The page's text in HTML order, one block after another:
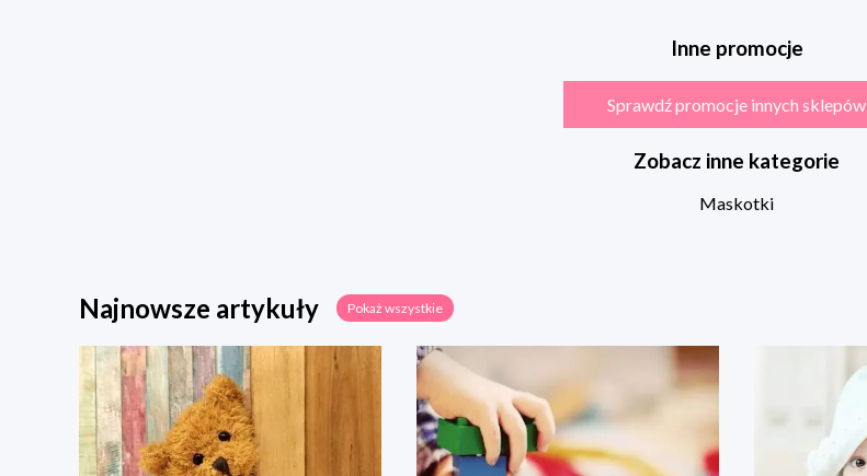
Inne promocje
Sprawdź promocje innych sklepów
Zobacz inne kategorie
Maskotki
Najnowsze artykuły Pokaż wszystkie